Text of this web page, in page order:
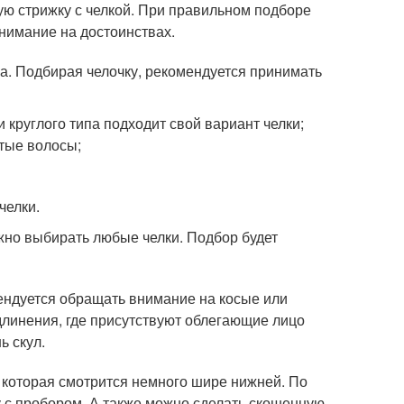
стрижку с челкой. При правильном подборе
на достоинствах.
Подбирая челочку, рекомендуется принимать
типа подходит свой вариант челки;
волосы;
выбирать любые челки. Подбор будет
обращать внимание на косые или
где присутствуют облегающие лицо
скул.
смотрится немного шире нижней. По